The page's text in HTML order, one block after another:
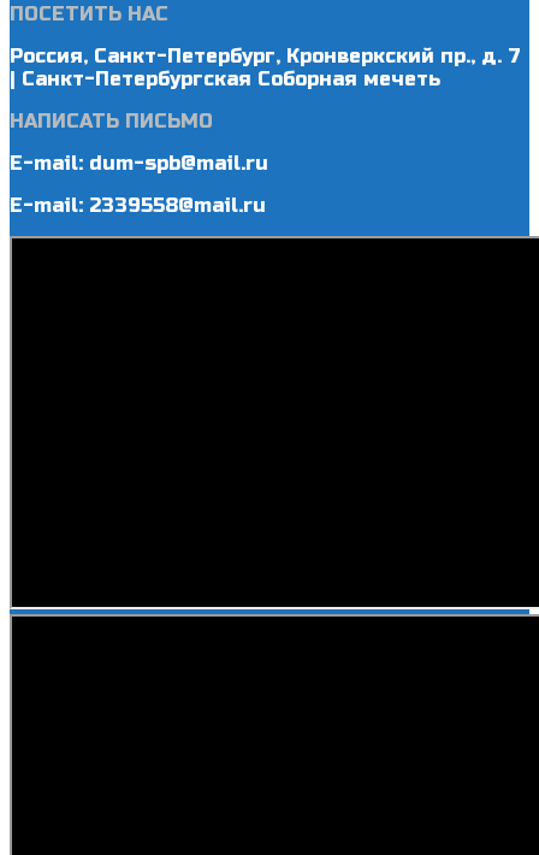
ПОСЕТИТЬ НАС
Россия, Санкт-Петербург, Кронверкский пр., д. 7
| Санкт-Петербургская Соборная мечеть
НАПИСАТЬ ПИСЬМО
E-mail: dum-spb@mail.ru
E-mail: 2339558@mail.ru